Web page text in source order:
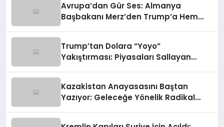
Avrupa’dan Gür Ses: Almanya
Başbakanı Merz’den Trump’a Hem
Trump’tan Dolara “Yoyo”
Yakıştırması: Piyasaları Sallayan
Kazakistan Anayasasını Baştan
Yazıyor: Geleceğe Yönelik Radikal